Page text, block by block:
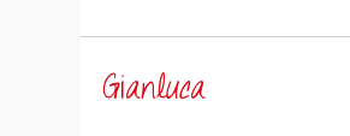
Gianluca